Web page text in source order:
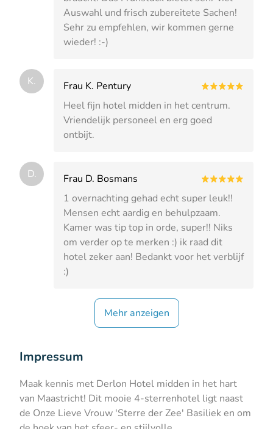
Auswahl und frisch zubereitete Sachen!
Sehr zu empfehlen, wir kommen gerne
wieder! :-)
K.
Frau K. Pentury
Heel fijn hotel midden in het centrum.
Vriendelijk personeel en erg goed
ontbijt.
D.
Frau D. Bosmans
1 overnachting gehad echt super leuk!!
Mensen echt aardig en behulpzaam.
Kamer was tip top in orde, super!! Niks
om verder op te merken :) ik raad dit
hotel zeker aan! Bedankt voor het verblijf
:)
Mehr anzeigen
Impressum
Maak kennis met Derlon Hotel midden in het hart
van Maastricht! Dit mooie 4-sterrenhotel ligt naast
de Onze Lieve Vrouw 'Sterre der Zee' Basiliek en om